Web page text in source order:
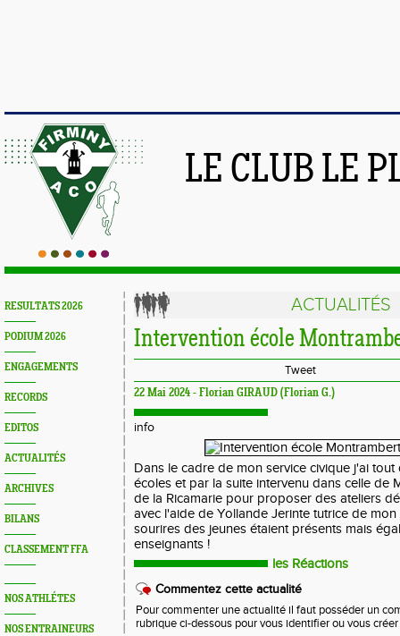
LE CLUB LE
RESULTATS 2026
PODIUM 2026
ENGAGEMENTS
RECORDS
EDITOS
ACTUALITÉS
ARCHIVES
BILANS
CLASSEMENT FFA
NOS ATHLÉTES
NOS ENTRAINEURS
ACTUALITÉS
Intervention école
Tweet
22 Mai 2024 - Florian GIRAUD (Florian G.)
info
Dans le cadre de mon service civique j'ai
écoles et par la suite intervenu dans celle de
de la Ricamarie pour proposer des ateliers
avec l'aide de Yollande Jerinte tutrice de mon
sourires des jeunes étaient présents mais
enseignants !
les Réactions
Commentez cette actualité
Pour commenter une actualité il faut posséder un
rubrique ci-dessous pour vous identifier ou vous